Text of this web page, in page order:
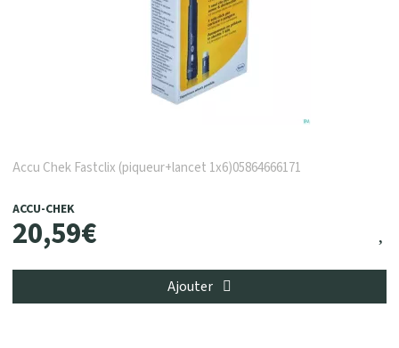
Accu Chek Fastclix (piqueur+lancet 1x6)05864666171
ACCU-CHEK
20,59€
Ajouter